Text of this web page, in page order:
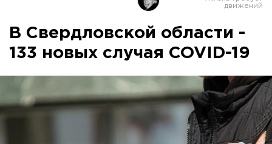
Оренбург
В Свердловской области -
133 новых случая COVID-19